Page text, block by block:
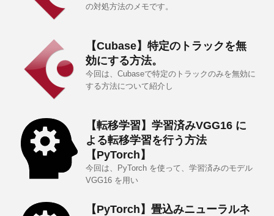
の対処方法のメモです。
【Cubase】特定のトラックを無
効にする方法。
今回は、Cubaseで特定のトラックのみを無効に
する方法について紹介し
【転移学習】学習済みVGG16 に
よる転移学習を行う方法
【PyTorch】
今回は、PyTorch を使って、学習済みのモデル
VGG16 を用い
【PyTorch】畳込みニューラルネ